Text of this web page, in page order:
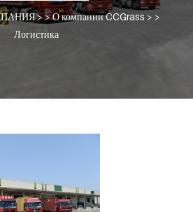
> >О компании CCGrass > >
Логистика